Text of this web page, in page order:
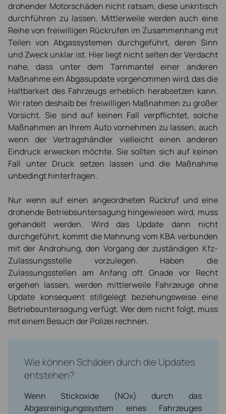
drohender Motorschäden nicht ratsam, diese unkritisch
durchführen zu lassen. Mittlerweile werden auch eine
Reihe von freiwilligen Rückrufen im Zusammenhang mit
Teilen von Abgassystemen durchgeführt, deren Sinn
und Zweck unklar ist. Hier liegt nicht selten der Verdacht
nahe, dass unter dem Tarnmantel einer anderen
Maßnahme ein Abgasupdate vorgenommen wird, das die
Haltbarkeit des Fahrzeugs erheblich herabsetzen kann.
Wir raten deshalb bei freiwilligen Maßnahmen zu großer
Vorsicht. Sie sind auf keinen Fall verpflichtet, solche
Maßnahmen an Ihrem Auto vornehmen zu lassen, auch
wenn der Vertragshändler vielleicht einen anderen
Eindruck erwecken möchte. Sie sollten sich auf keinen
Fall unter Druck setzen lassen und die Maßnahme
unbedingt hinterfragen.
Nur wenn auf einen angeordneten Rückruf und eine
drohende Betriebsuntersagung hingewiesen wird, muss
gehandelt werden. Wird das Update dann nicht
durchgeführt, kommt die Mahnung vom KBA verbunden
mit der Androhung, den Vorgang der zuständigen Kfz-
Zulassungsstelle vorzulegen. Haben die
Zulassungsstellen am Anfang oft Gnade vor Recht
ergehen lassen, werden mittlerweile Fahrzeuge ohne
Update konsequent stillgelegt beziehungsweise eine
Betriebsuntersagung verfügt. Wer dem nicht folgt, muss
mit einem Besuch der Polizei rechnen.
Wie können Schäden durch die Updates
entstehen?
Wenn Stickoxide (NOx) durch das
Abgasreinigungssystem eines Fahrzeuges